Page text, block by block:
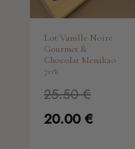
Lot Vanille Noire
Gourmet &
Chocolat Menakao
70%
25.50€Le
prix
20.00€Le